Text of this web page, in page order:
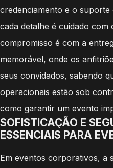
credenciamento e o
cada detalhe é cuidado com
compromisso é com a
memorável, onde os
seus convidados, sabendo
operacionais estão sob
como garantir um evento
SOFISTICAÇÃO E
ESSENCIAIS PARA
Em eventos corporativos, a